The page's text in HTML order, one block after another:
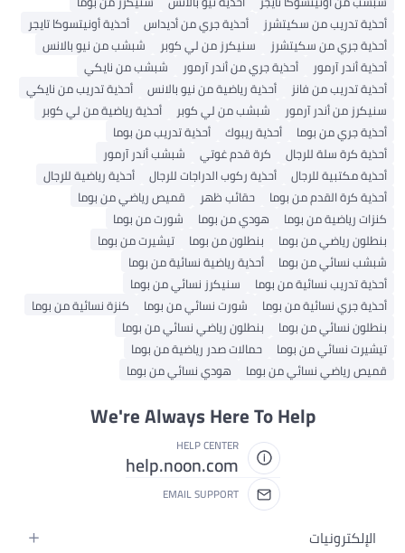
تدريب من سكيتشرز
أحذية جري من أديداس
أحذية أونيتسوكا تايجر
جري من سكيتشرز
سنيكرز من لي كوبر
شبشب من نيو بالانس
أندر آرمور
أحذية جري من أندر آرمور
شبشب من نايكي
تدريب من فانز
أحذية رياضية من نيو بالانس
أحذية تدريب من نايكي
من أندر آرمور
شبشب من لي كوبر
أحذية رياضية من لي كوبر
جري من بوما
أحذية ريبوك
أحذية تدريب من بوما
كرة سلة للرجال
كرة قدم غوتي
شبشب أندر آرمور
مكتبية للرجال
أحذية ركوب الدراجات للرجال
أحذية رياضية للرجال
كرة القدم من بوما
حقائب ظهر
قميص رياضي من بوما
رياضية من بوما
هودي من بوما
شورت من بوما
رياضي من بوما
بنطلون من بوما
تيشيرت من بوما
نسائي من بوما
أحذية رياضية نسائية من بوما
تدريب نسائية من بوما
سنيكرز نسائي من بوما
جري نسائية من بوما
شورت نسائي من بوما
كنزة نسائية من بوما
نسائي من بوما
بنطلون رياضي نسائي من بوما
نسائي من بوما
حمالات صدر رياضية من بوما
رياضي نسائي من بوما
هودي نسائي من بوما
We're Always Here To Help
HELP CENTER
help.noon.com
EMAIL SUPPORT